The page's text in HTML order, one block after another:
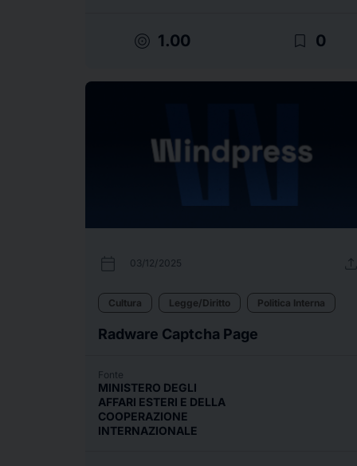
target 1.00 bookmark_border 0
calendar_today 03/12/2025
Cultura Legge/Diritto Politica Interna
Radware Captcha Page
Fonte
MINISTERO DEGLI
AFFARI ESTERI E DELLA
COOPERAZIONE
INTERNAZIONALE